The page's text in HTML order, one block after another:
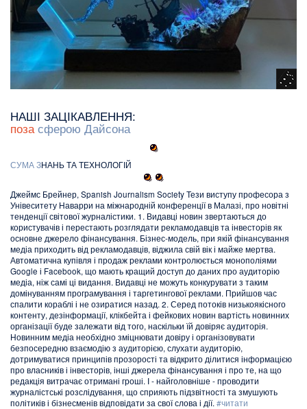
НАШІ ЗАЦІКАВЛЕННЯ:
позасферою Дайсона
СУМАЗНАНЬ ТА ТЕХНОЛОГІЙ
Джеймс Брейнер, Spanish Journalism Society Тези виступу професора з
Унівеситету Наварри на міжнародній конференції в Малазі, про новітні
тенденції світової журналістики. 1. Видавці новин звертаються до
користувачів і перестають розглядати рекламодавців та інвесторів як
основне джерело фінансування. Бізнес-модель, при якій фінансування
медіа приходить від рекламодавців, віджила свій вік і майже мертва.
Автоматична купівля і продаж реклами контролюється монополіями
Google і Facebook, що мають кращий доступ до даних про аудиторію
медіа, ніж самі ці видання. Видавці не можуть конкурувати з таким
домінуванням програмування і таргетингової реклами. Прийшов час
спалити кораблі і не озиратися назад. 2. Серед потоків низькоякісного
контенту, дезінформації, клікбейта і фейкових новин вартість новинних
організації буде залежати від того, наскільки їй довіряє аудиторія.
Новинним медіа необхідно зміцнювати довіру і організовувати
безпосередню взаємодію з аудиторією, слухати аудиторію,
дотримуватися принципів прозорості та відкрито ділитися інформацією
про власників і інвесторів, інші джерела фінансування і про те, на що
редакція витрачає отримані гроші. І - найголовніше - проводити
журналістські розслідування, що сприяють підзвітності та змушують
політиків і бізнесменів відповідати за свої слова і дії. #читати